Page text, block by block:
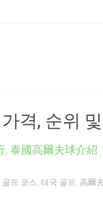
격, 순위
, 泰國高爾夫球介紹
골프 코스, 태국 골프, 高爾